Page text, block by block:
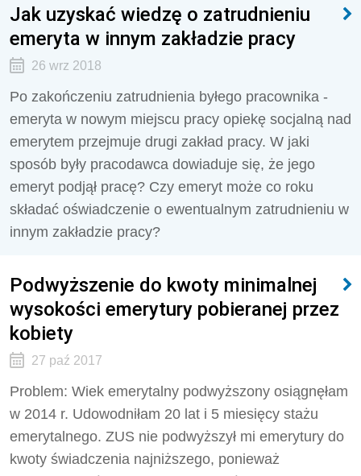
Jak uzyskać wiedzę o zatrudnieniu
emeryta w innym zakładzie pracy
26 wrz 2018
Po zakończeniu zatrudnienia byłego pracownika -
emeryta w nowym miejscu pracy opiekę socjalną nad
emerytem przejmuje drugi zakład pracy. W jaki
sposób były pracodawca dowiaduje się, że jego
emeryt podjął pracę? Czy emeryt może co roku
składać oświadczenie o ewentualnym zatrudnieniu w
innym zakładzie pracy?
Podwyższenie do kwoty minimalnej
wysokości emerytury pobieranej przez
kobiety
27 paź 2017
Problem: Wiek emerytalny podwyższony osiągnęłam
w 2014 r. Udowodniłam 20 lat i 5 miesięcy stażu
emerytalnego. ZUS nie podwyższył mi emerytury do
kwoty świadczenia najniższego, ponieważ